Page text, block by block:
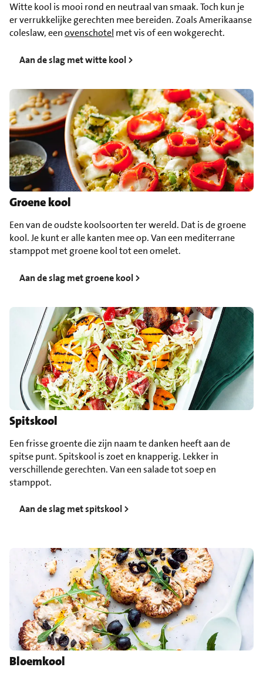
Witte kool is mooi rond en neutraal van smaak. Toch kun je
er verrukkelijke gerechten mee bereiden. Zoals Amerikaanse
coleslaw, eenovenschotel met vis of een wokgerecht.
Aan de slag met witte kool >
Groene kool
Een van de oudste koolsoorten ter wereld. Dat is de groene
kool. Je kunt er alle kanten mee op. Van een mediterrane
stamppot met groene kool tot een omelet.
Aan de slag met groene kool >
Spitskool
Een frisse groente die zijn naam te danken heeft aan de
spitse punt. Spitskool is zoet en knapperig. Lekker in
verschillende gerechten. Van een salade tot soep en
stamppot.
Aan de slag met spitskool >
Bloemkool